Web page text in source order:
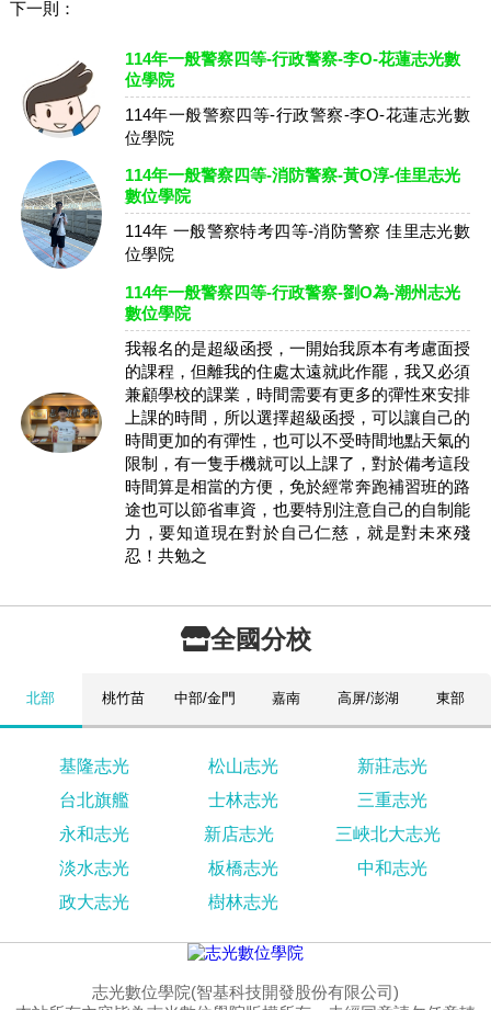
下一則：
114年一般警察四等-行政警察-李O-花蓮志光數
位學院
114年一般警察四等-行政警察-李O-花蓮志光數
位學院
114年一般警察四等-消防警察-黃O淳-佳里志光
數位學院
114年 一般警察特考四等-消防警察 佳里志光數
位學院
114年一般警察四等-行政警察-劉O為-潮州志光
數位學院
我報名的是超級函授，一開始我原本有考慮面授
的課程，但離我的住處太遠就此作罷，我又必須
兼顧學校的課業，時間需要有更多的彈性來安排
上課的時間，所以選擇超級函授，可以讓自己的
時間更加的有彈性，也可以不受時間地點天氣的
限制，有一隻手機就可以上課了，對於備考這段
時間算是相當的方便，免於經常奔跑補習班的路
途也可以節省車資，也要特別注意自己的自制能
力，要知道現在對於自己仁慈，就是對未來殘
忍！共勉之
全國分校
北部 桃竹苗 中部/金門 嘉南 高屏/澎湖 東部
基隆志光 松山志光
新莊志光
台北旗艦
士林志光
三重志光
永和志光
新店志光
三峽北大志光
淡水志光
板橋志光
中和志光
政大志光
樹林志光
志光數位學院(智基科技開發股份有限公司)